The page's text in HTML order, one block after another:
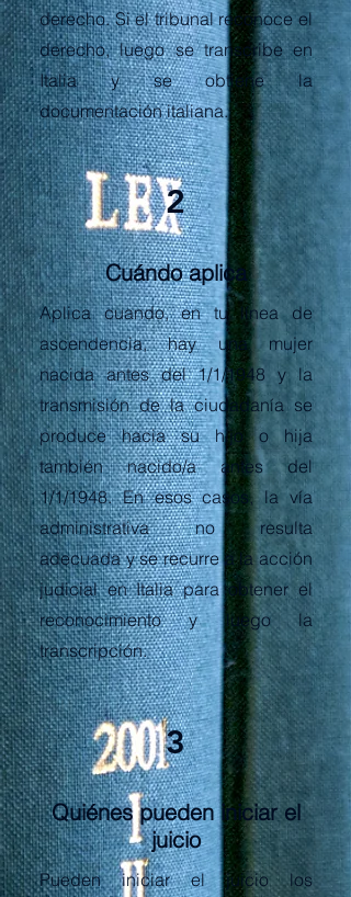
derecho. Si el tribunal reconoce el
derecho, luego se transcribe en
Italia y se obtiene la
documentación italiana.
2
Cuándo aplica
Aplica cuando, en tu línea de
ascendencia, hay una mujer
nacida antes del 1/1/1948 y la
transmisión de la ciudadanía se
produce hacia su hijo o hija
también nacido/a antes del
1/1/1948. En esos casos, la vía
administrativa no resulta
adecuada y se recurre a la acción
judicial en Italia para obtener el
reconocimiento y luego la
transcripción.
3
Quiénes pueden iniciar el
juicio
Pueden iniciar el juicio los